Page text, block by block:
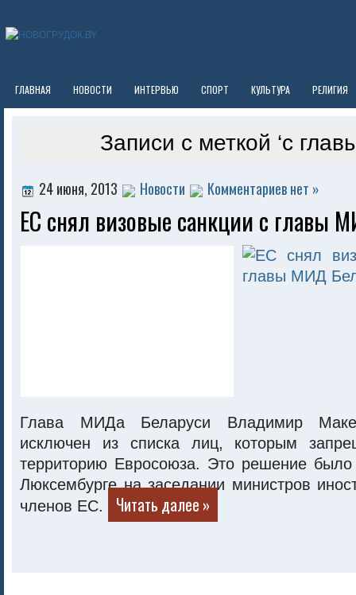
ГЛАВНАЯ НОВОСТИ ИНТЕРВЬЮ СПОРТ КУЛЬТУРА РЕЛИГИЯ
Записи с меткой ‘с
24 июня, 2013 Новости Комментариев нет »
ЕС снял визовые санкции с главы
Глава МИДа Беларуси Владимир
исключен из списка лиц, которым
территорию Евросоюза. Это решение было
Люксембурге на заседании министров
членов ЕС.
Читать далее »